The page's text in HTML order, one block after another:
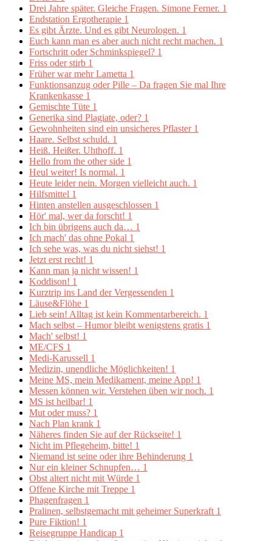
Drei Jahre später. Gleiche Fragen. Simone Ferner. 1
Endstation Ergotherapie 1
Es gibt Ärzte. Und es gibt Neurologen. 1
Euch kann man es aber auch nicht recht machen. 1
Fortschritt oder Schminkspiegel? 1
Friss oder stirb 1
Früher war mehr Lametta 1
Funktionsanzug oder Pille – Da fragen Sie mal Ihre
Krankenkasse 1
Gemischte Tüte 1
Generika sind Plagiate, oder? 1
Gewohnheiten sind ein unsicheres Pflaster 1
Haare. Selbst schuld. 1
Heiß. Heißer. Uhthoff. 1
Hello from the other side 1
Heul weiter! Is normal. 1
Heute leider nein. Morgen vielleicht auch. 1
Hilfsmittel 1
Hinten anstellen ausgeschlossen 1
Hör' mal, wer da forscht! 1
Ich bin übrigens auch da… 1
Ich mach' das ohne Pokal 1
Ich sehe was, was du nicht siehst! 1
Jetzt erst recht! 1
Kann man ja nicht wissen! 1
Koddison! 1
Kurztrip ins Land der Vergessenden 1
Läuse&Flöhe 1
Lieb sein! Alltag ist kein Kommentarbereich. 1
Mach selbst – Humor bleibt wenigstens gratis 1
Mach' selbst! 1
ME/CFS 1
Medi-Karussell 1
Medizin, unendliche Möglichkeiten! 1
Meine MS, mein Medikament, meine App! 1
Messen können wir. Verstehen üben wir noch. 1
MS ist heilbar! 1
Mut oder muss? 1
Nach Plan krank 1
Näheres finden Sie auf der Rückseite! 1
Nicht im Pflegeheim, bitte! 1
Niemand ist seine oder ihre Behinderung 1
Nur ein kleiner Schnupfen… 1
Obst altert nicht mit Würde 1
Offene Kirche mit Treppe 1
Phagenfragen 1
Pralinen, selbstgemacht mit geheimer Superkraft 1
Pure Fiktion! 1
Reisegruppe Handicap 1